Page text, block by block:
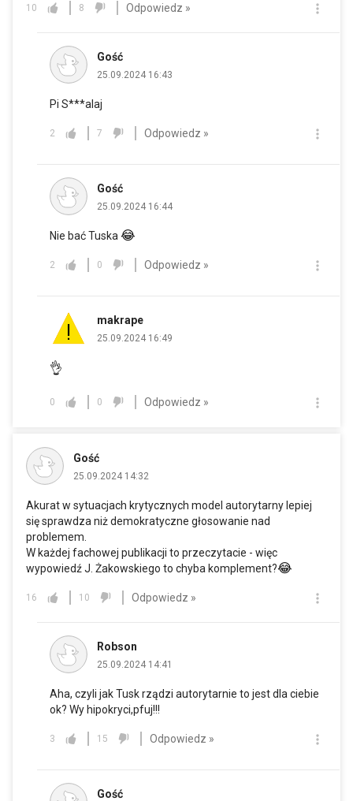
10 8 Odpowiedz »
Gość
25.09.2024 16:43
Pi S***alaj
2 7 Odpowiedz »
Gość
25.09.2024 16:44
Nie bać Tuska😂
2 0 Odpowiedz »
makrape
25.09.2024 16:49
👌
0 0 Odpowiedz »
Gość
25.09.2024 14:32
Akurat w sytuacjach krytycznych model autorytarny lepiej
się sprawdza niż demokratyczne głosowanie nad
problemem.
W każdej fachowej publikacji to przeczytacie - więc
wypowiedź J. Żakowskiego to chyba komplement?😂
16 10 Odpowiedz »
Robson
25.09.2024 14:41
Aha, czyli jak Tusk rządzi autorytarnie to jest dla ciebie
ok? Wy hipokryci,pfuj!!!
3 15 Odpowiedz »
Gość